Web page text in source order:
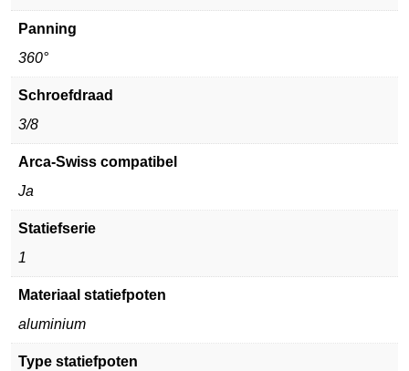
Panning
360°
Schroefdraad
3/8
Arca-Swiss compatibel
Ja
Statiefserie
1
Materiaal statiefpoten
aluminium
Type statiefpoten